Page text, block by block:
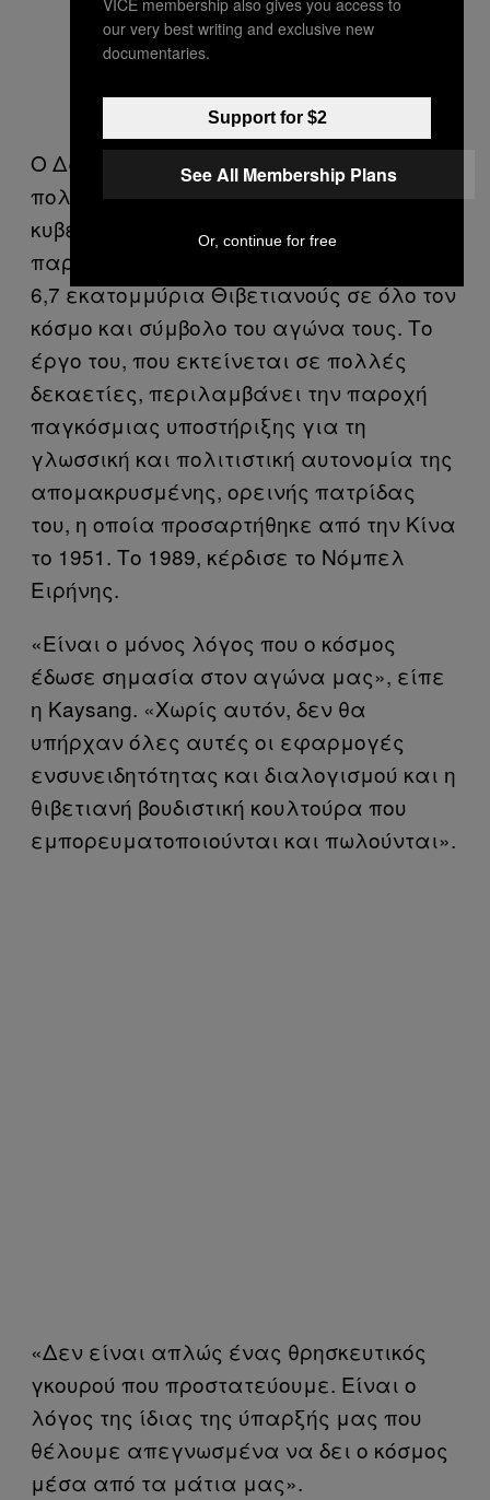
Ο Δαλάι Λάμα αποσύρθηκε ως
πολιτικός επικεφαλής της εξόριστης
κυβέρνησής του το 2011, αλλά
παραμένει ο πνευματικός ηγέτης για
6,7 εκατομμύρια Θιβετιανούς σε όλο τον
κόσμο και σύμβολο του αγώνα τους. Το
έργο του, που εκτείνεται σε πολλές
δεκαετίες, περιλαμβάνει την παροχή
παγκόσμιας υποστήριξης για τη
γλωσσική και πολιτιστική αυτονομία της
απομακρυσμένης, ορεινής πατρίδας
του, η οποία προσαρτήθηκε από την Κίνα
το 1951. Το 1989, κέρδισε το Νόμπελ
Ειρήνης.
«Είναι ο μόνος λόγος που ο κόσμος
έδωσε σημασία στον αγώνα μας», είπε
η Kaysang. «Χωρίς αυτόν, δεν θα
υπήρχαν όλες αυτές οι εφαρμογές
ενσυνειδητότητας και διαλογισμού και η
θιβετιανή βουδιστική κουλτούρα που
εμπορευματοποιούνται και πωλούνται».
«Δεν είναι απλώς ένας θρησκευτικός
γκουρού που προστατεύουμε. Είναι ο
λόγος της ίδιας της ύπαρξής μας που
θέλουμε απεγνωσμένα να δει ο κόσμος
μέσα από τα μάτια μας».
our very best writing and exclusive new
documentaries.
Support for $2
See All Membership Plans
Or, continue for free